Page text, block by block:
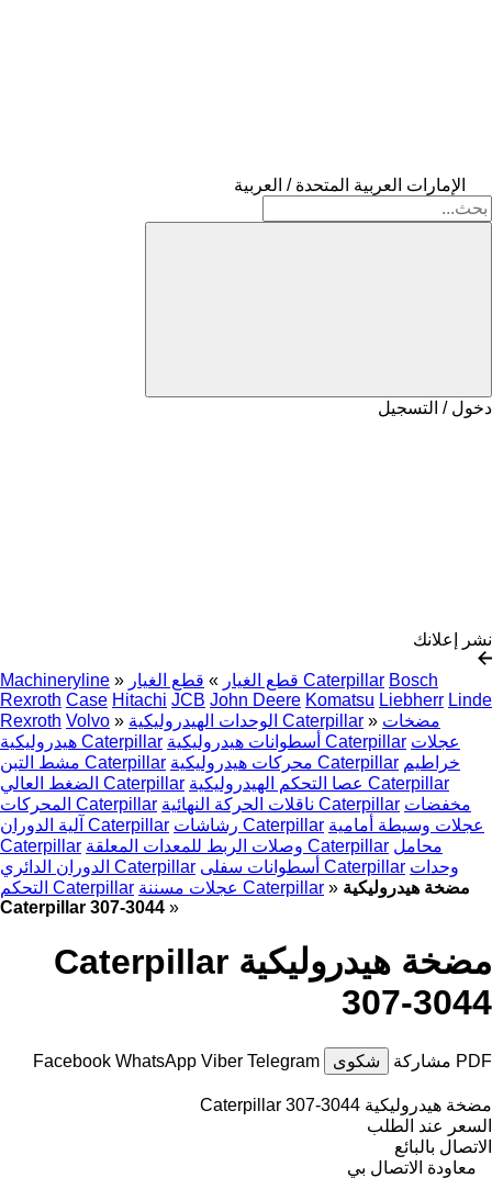
الإمارات العربية المتحدة / العربية
دخول / التسجيل
نشر إعلانك
Machineryline » قطع الغيار » قطع الغيار Caterpillar Bosch
Rexroth Case Hitachi JCB John Deere Komatsu Liebherr Linde
Rexroth Volvo » الوحدات الهيدروليكية Caterpillar » مضخات
هيدروليكية Caterpillar
أسطوانات هيدروليكية Caterpillar عجلات
مشط التبن Caterpillar
محركات هيدروليكية Caterpillar خراطيم
الضغط العالي Caterpillar
عصا التحكم الهيدروليكية Caterpillar
المحركات Caterpillar
ناقلات الحركة النهائية Caterpillar مخفضات
آلية الدوران Caterpillar
رشاشات Caterpillar عجلات وسيطة أمامية
Caterpillar
وصلات الربط للمعدات المعلقة Caterpillar محامل
الدوران الدائري Caterpillar
أسطوانات سفلى Caterpillar وحدات
التحكم Caterpillar
عجلات مسننة Caterpillar » مضخة هيدروليكية
Caterpillar 307-3044 »
مضخة هيدروليكية Caterpillar
307-3044
PDF مشاركة شكوى Facebook WhatsApp Viber Telegram
مضخة هيدروليكية Caterpillar 307-3044
السعر عند الطلب
الاتصال بالبائع
معاودة الاتصال بي